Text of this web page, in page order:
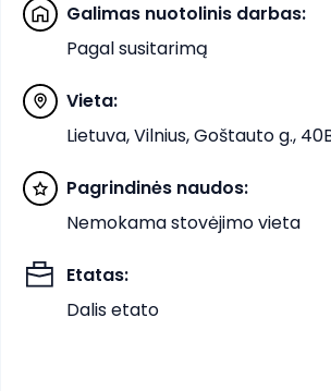
Galimas nuotolinis darbas:
Pagal susitarimą
Vieta:
Lietuva, Vilnius, Goštauto g.,
Pagrindinės naudos:
Nemokama stovėjimo vieta
Etatas:
Dalis etato